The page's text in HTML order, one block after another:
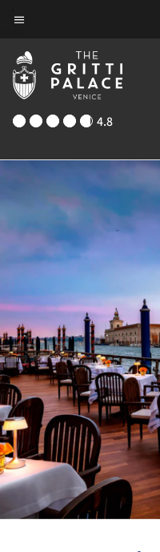
Skip
main
content
4.8